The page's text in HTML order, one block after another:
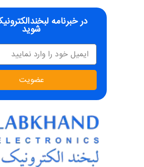
در خبرنامه
شوید
عضویت